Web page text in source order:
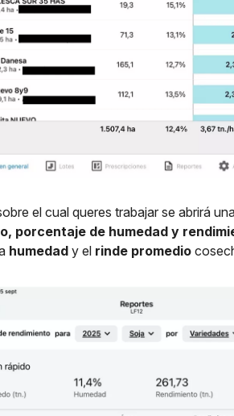
el cual queres trabajar se abrirá
porcentaje de humedad y
humedad y el rinde promedio